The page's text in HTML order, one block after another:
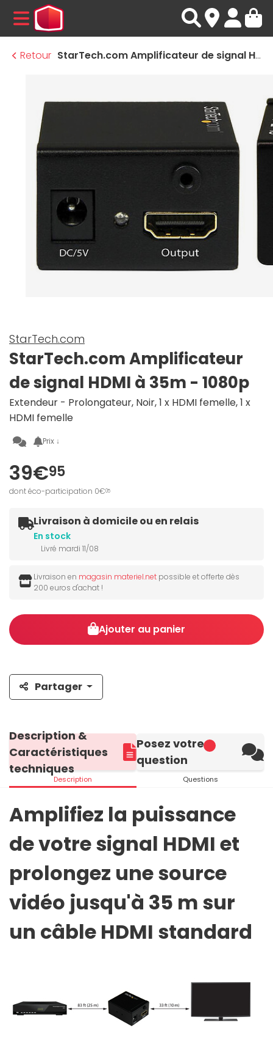
MENU
Retour
StarTech.com Amplificateur de signal HDMI à 35m - 1080p
StarTech.com
StarTech.com Amplificateur
de signal HDMI à 35m - 1080p
Extendeur - Prolongateur, Noir, 1 x HDMI femelle, 1 x
HDMI femelle
Prix ↓
39€95
dont éco-participation 0€05
Livraison à domicile ou en relais
En stock
Livré mardi 11/08
Livraison en magasin materiel.net possible et offerte dès
200 euros d'achat !
Ajouter au panier
Partager
Description &
Caractéristiques
techniques
Description
Posez votre
question
Questions
Amplifiez la puissance
de votre signal HDMI et
prolongez une source
vidéo jusqu'à 35 m sur
un câble HDMI standard